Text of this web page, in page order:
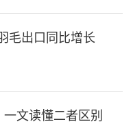
毛出口同比增长
文读懂二者区别